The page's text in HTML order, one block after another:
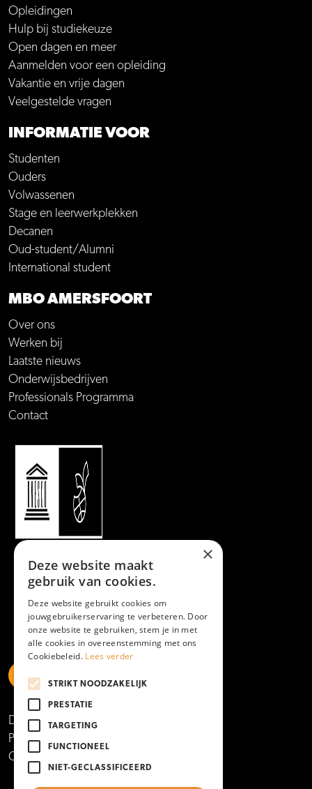
Opleidingen
Hulp bij studiekeuze
Open dagen en meer
Aanmelden voor een opleiding
Vakantie en vrije dagen
Veelgestelde vragen
INFORMATIE VOOR
Studenten
Ouders
Volwassenen
Stage en leerwerkplekken
Decanen
Oud-student/Alumni
International student
MBO AMERSFOORT
Over ons
Werken bij
Laatste nieuws
Onderwijsbedrijven
Professionals Programma
Contact
https://www.linkedin.com/school/mboamersfoort
https://www.instagram.com/mboamersfoort/
https://www.facebook.com/MBOAmersfoort
Disclaimer
Privacy- en cookieverklaring
Copyright 2025
×
Deze website maakt
gebruik van cookies.
Deze website gebruikt cookies om
jouwgebruikerservaring te verbeteren. Door
onze website te gebruiken, stem je in met
alle cookies in overeenstemming met ons
Cookiebeleid. Lees verder
STRIKT NOODZAKELIJK
PRESTATIE
TARGETING
FUNCTIONEEL
NIET-GECLASSIFICEERD